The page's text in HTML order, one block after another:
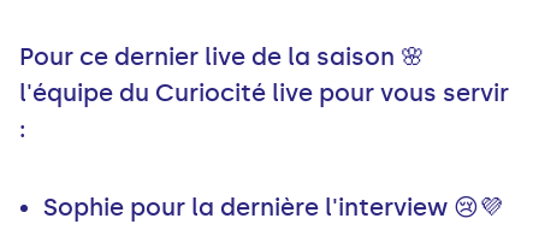
Pour ce dernier live de la saison 🌸
l'équipe du Curiocité live pour vous servir
: